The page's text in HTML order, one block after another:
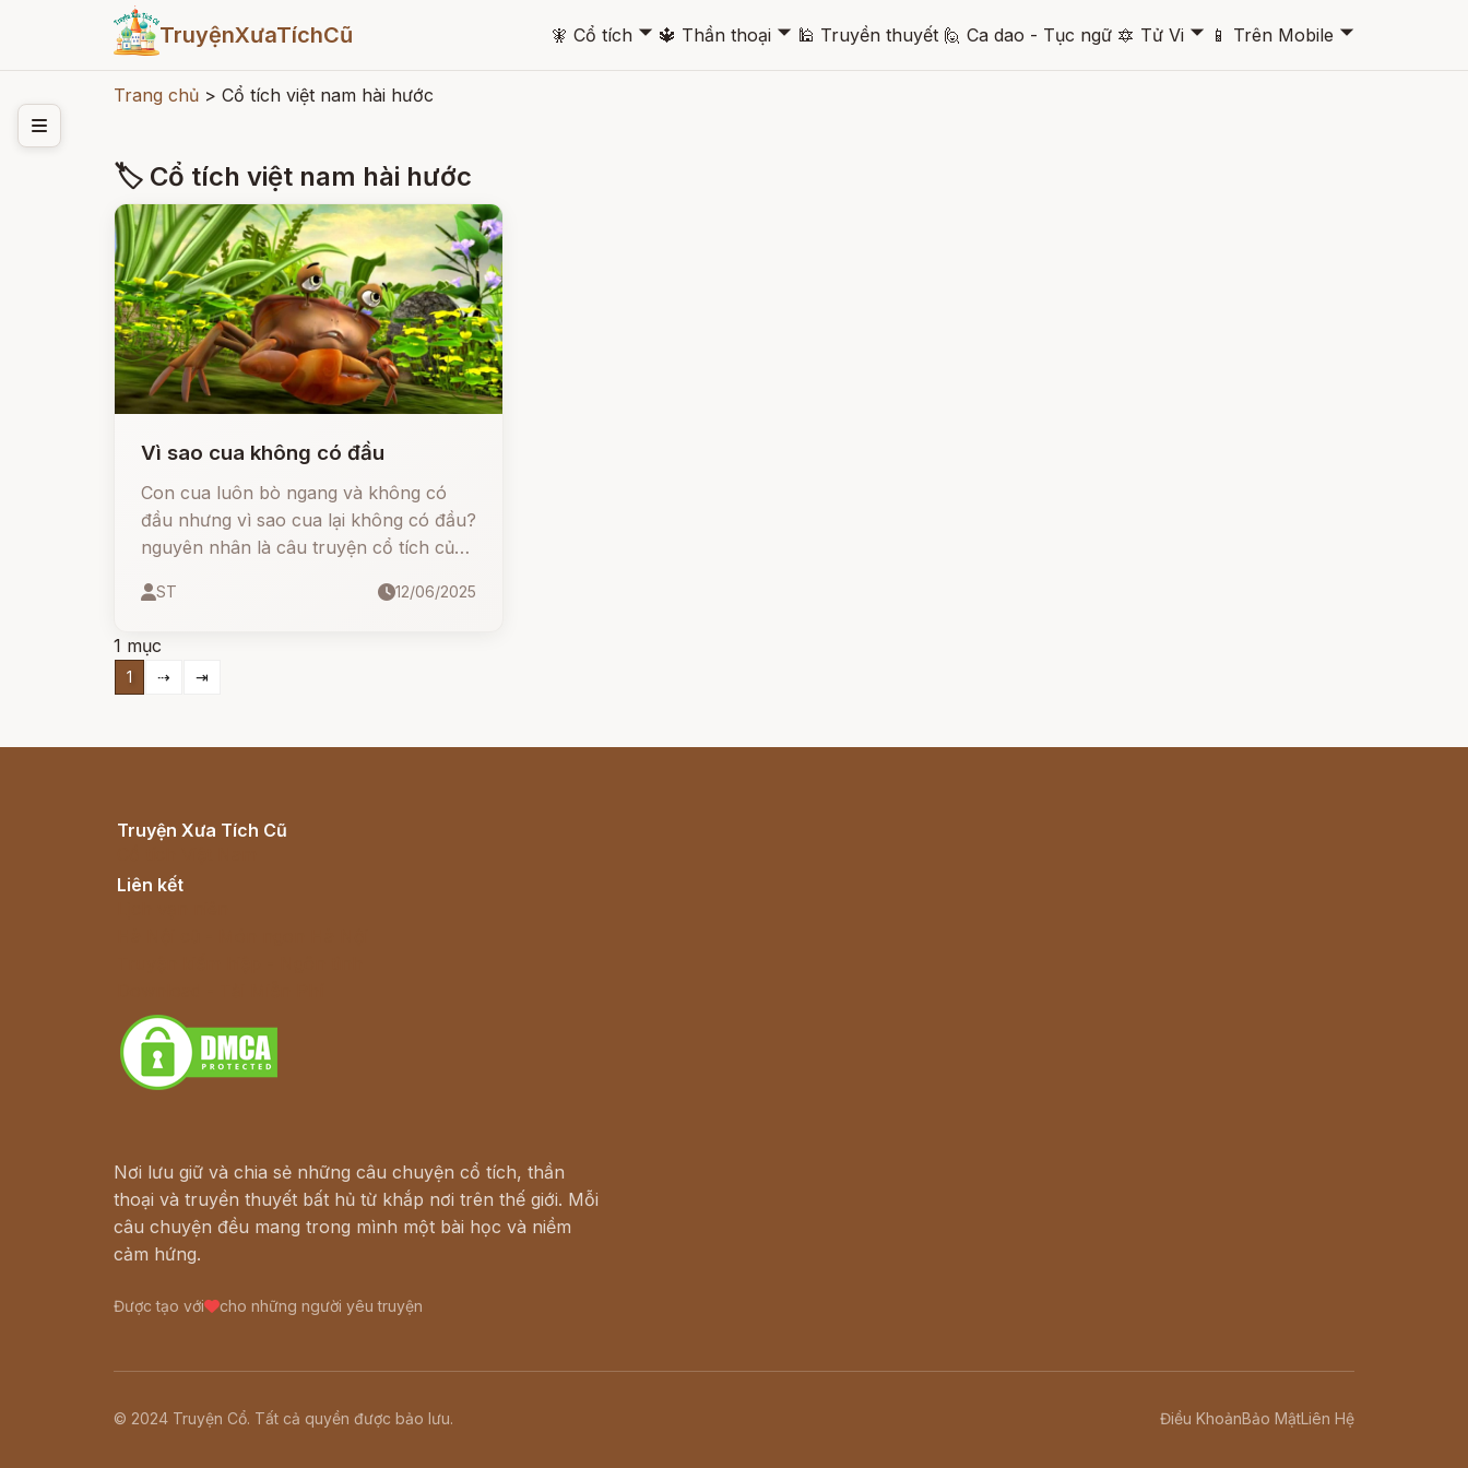
TruyệnXưaTíchCũ 🧚 Cổ tích 🞃 🔱 Thần thoại 🞃 🕌 Truyền thuyết 🙋 Ca dao - Tục ngữ 🔯 Tử Vi 🞃 📱 Trên Mobile 🞃
Trang chủ > Cổ tích việt nam hài hước
🏷 Cổ tích việt nam hài hước
Vì sao cua không có đầu
Con cua luôn bò ngang và không có
đầu nhưng vì sao cua lại không có đầu?
nguyên nhân là câu truyện cổ tích của
ST 12/06/2025
1 mục
1 ⇢ ⇥
Truyện Xưa Tích Cũ
Liên kết
Nơi lưu giữ và chia sẻ những câu chuyện cổ tích, thần
thoại và truyền thuyết bất hủ từ khắp nơi trên thế giới. Mỗi
câu chuyện đều mang trong mình một bài học và niềm
cảm hứng.
Được tạo với cho những người yêu truyện
© 2024 Truyện Cổ. Tất cả quyền được bảo lưu. Điều KhoảnBảo MậtLiên Hệ